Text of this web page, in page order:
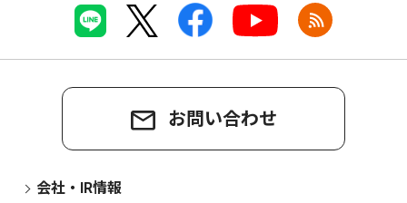
お問い合わせ
会社・IR情報